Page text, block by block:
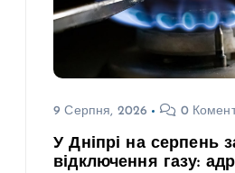
9 Серпня, 2026 0
У Дніпрі на серпень
відключення газу: